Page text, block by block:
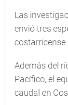
Las
envió tres
costarricense
Además del
Pacífico, el
caudal en